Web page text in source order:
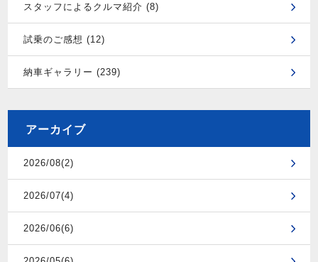
スタッフによるクルマ紹介 (8)
試乗のご感想 (12)
納車ギャラリー (239)
アーカイブ
2026/08(2)
2026/07(4)
2026/06(6)